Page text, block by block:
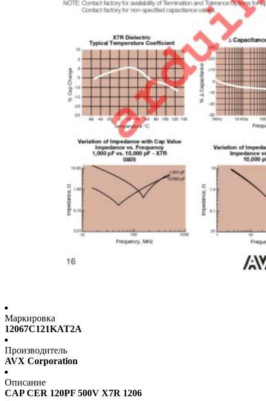
Маркировка
12067C121KAT2A
Производитель
AVX Corporation
Описание
CAP CER 120PF 500V X7R 1206